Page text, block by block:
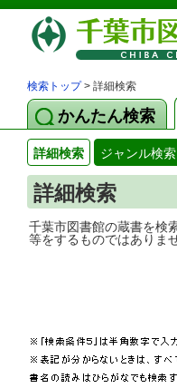
検索トップ> 詳細検索
かんたん検索
詳細検索 ジャンル検索
詳細検索
千葉市図書館の
等をするものではありま